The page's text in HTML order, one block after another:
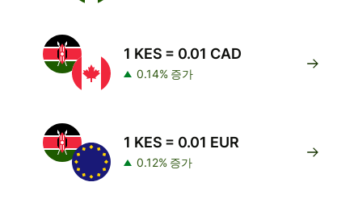
1 KES = 0.01 CAD
0.14% 증가
1 KES = 0.01 EUR
0.12% 증가